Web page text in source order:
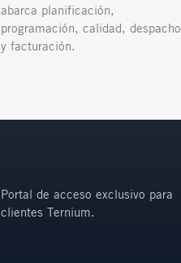
abarca planificación,
programación, calidad, despacho
y facturación.
Portal de acceso exclusivo para
clientes Ternium.